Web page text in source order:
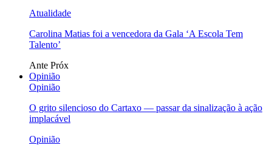
Atualidade
Carolina Matias foi a vencedora da Gala ‘A Escola Tem
Talento’
Ante Próx
Opinião
Opinião
O grito silencioso do Cartaxo — passar da sinalização à ação
implacável
Opinião